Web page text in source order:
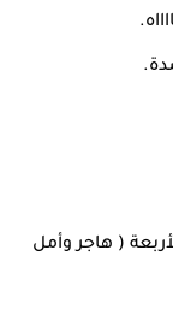
( هاجر وأمل